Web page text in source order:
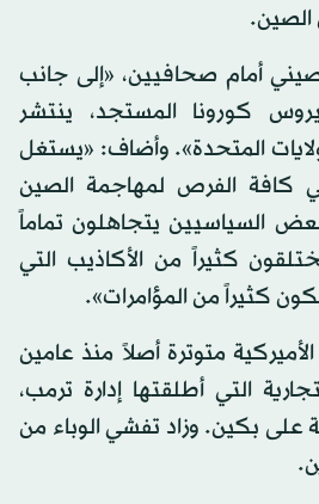
الصين.
أمام صحافيين، «إلى جانب
كورونا المستجد، ينتشر
المتحدة». وأضاف: «يستغل
كافة الفرص لمهاجمة الصين
السياسيين يتجاهلون تماماً
كثيراً من الأكاذيب التي
كثيراً من المؤامرات».
متوترة أصلاً منذ عامين
التي أطلقتها إدارة ترمب،
على بكين. وزاد تفشي الوباء من